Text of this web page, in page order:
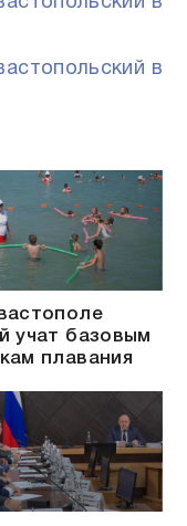
в
учат базовым
плавания